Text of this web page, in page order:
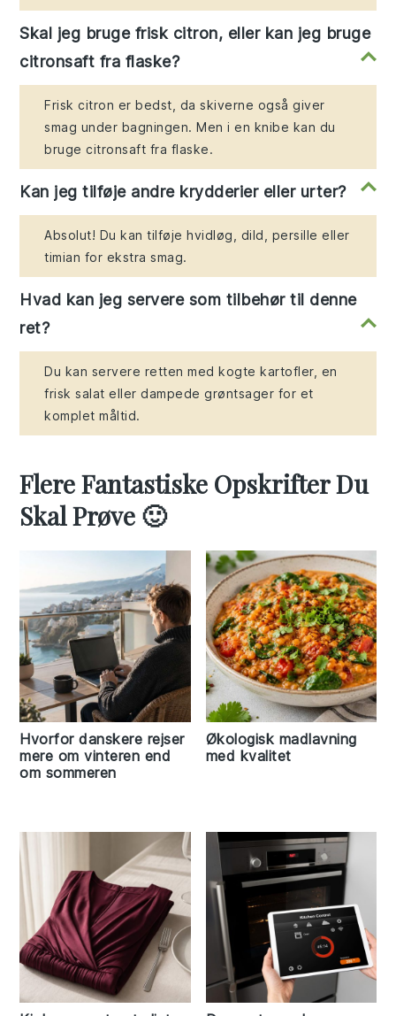
Skal jeg bruge frisk citron, eller kan jeg bruge
citronsaft fra flaske?
Frisk citron er bedst, da skiverne også giver
smag under bagningen. Men i en knibe kan du
bruge citronsaft fra flaske.
Kan jeg tilføje andre krydderier eller urter?
Absolut! Du kan tilføje hvidløg, dild, persille eller
timian for ekstra smag.
Hvad kan jeg servere som tilbehør til denne
ret?
Du kan servere retten med kogte kartofler, en
frisk salat eller dampede grøntsager for et
komplet måltid.
Flere Fantastiske Opskrifter Du
Skal Prøve 🙂
Hvorfor danskere rejser
mere om vinteren end
om sommeren
Økologisk madlavning
med kvalitet